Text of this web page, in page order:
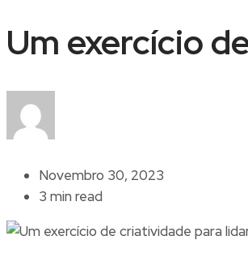
Um exercício
Novembro 30, 2023
3 min read